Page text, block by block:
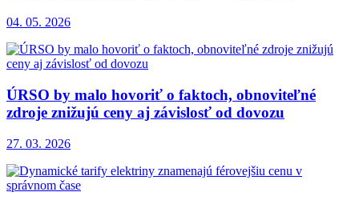
04. 05. 2026
ÚRSO by malo hovoriť o faktoch, obnoviteľné
zdroje znižujú ceny aj závislosť od dovozu
27. 03. 2026